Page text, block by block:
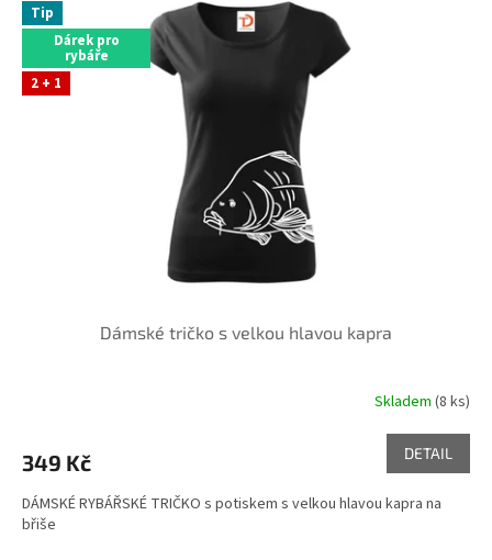
p
p
Tip
Dárek pro
rybáře
2 + 1
Dámské tričko s velkou hlavou kapra
je
z
5
Skladem(8 ks)
349 Kč DETAIL
DÁMSKÉ RYBÁŘSKÉ TRIČKO s potiskem s velkou hlavou kapra na
břiše